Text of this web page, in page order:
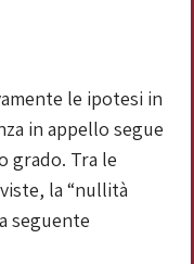
le ipotesi in
in appello segue
grado. Tra le
la “nullità
seguente